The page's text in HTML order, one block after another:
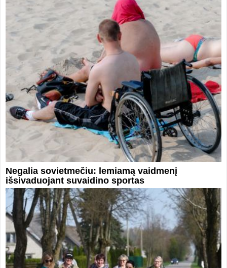
Negalia sovietmečiu: lemiamą vaidmenį
išsivaduojant suvaidino sportas